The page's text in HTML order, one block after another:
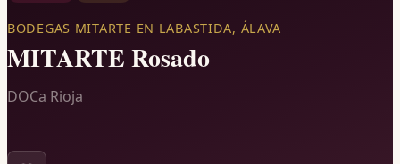
BODEGAS MITARTE EN LABASTIDA, ÁLAVA
MITARTE Rosado
DOCa Rioja